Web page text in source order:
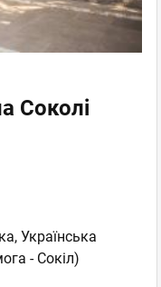
Соколі
, Українська
- Сокіл)